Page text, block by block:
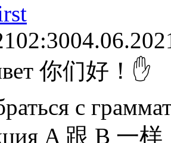
02:30
你们好！✋
с
A 跟 B 一样